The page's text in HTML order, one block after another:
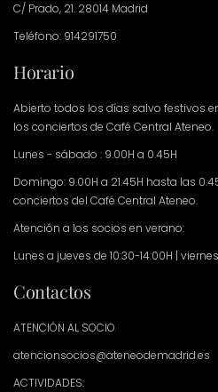
C/ Prado, 21. 28014 Madrid
Teléfono: 914291750
Horario
Abierto todos los días salvo festivos
los conciertos de Café Central Ateneo.
Lunes - sábado : 9.00H a 0.45H
Domingo: 9.00H a 21.45H hasta las
conciertos del Café Central Ateneo.
Atención a los socios en verano:
Lunes a jueves de 10:30-14:00H |
Contactos
ATENCIÓN AL SOCIO
atencionsocios@ateneodemadrid.es
ACTIVIDADES: